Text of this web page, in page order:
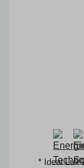
* Ideal Lux